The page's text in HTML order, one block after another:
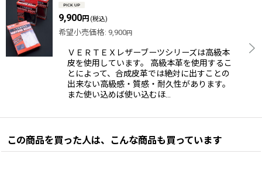
9,900円 (税込)
希望小売価格: 9,900円
ＶＥＲＴＥＸレザーブーツシリーズは高級本
皮を使用しています。 高級本革を使用するこ
とによって、合成皮革では絶対に出すことの
出来ない高級感・質感・耐久性があります。
また使い込めば使い込むほ…
この商品を買った人は、こんな商品も買っています